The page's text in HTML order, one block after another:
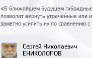
«В ближайшем будущем
позволят вернуть утраченные
заметно усилить их по сравнению
Сергей Николаевич
ЕНИКОЛОПОВ